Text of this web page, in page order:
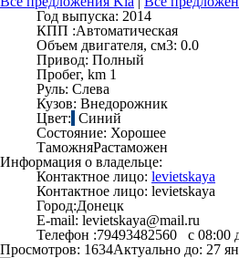
Год выпуска: 2014
КПП :Автоматическая
Объем двигателя, см3: 0.0
Привод: Полный
Пробег, km 1
Руль: Слева
Кузов: Внедорожник
Цвет: Синий
Состояние: Хорошее
ТаможняРастаможен
Информация о владельце:
Контактное лицо: levietskaya
Контактное лицо: levietskaya
Город:Донецк
E-mail: levietskaya@mail.ru
Телефон :79493482560 с 08:00
Просмотров: 1634Актуально до: 27